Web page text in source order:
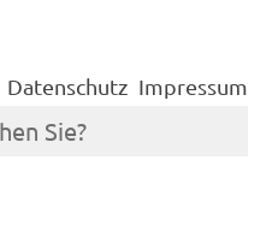
Datenschutz Impressum